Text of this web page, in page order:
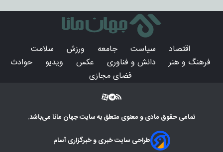
اقتصاد سیاست جامعه ورزش
سلامت
فرهنگ و هنر
دانش و فناوری عکس ویدیو
حوادث
فضای مجازی
تمامی حقوق مادی و معنوی متعلق به سایتجهان مانامی‌باشد.
طراحی سایت خبری و خبرگزاری آسام